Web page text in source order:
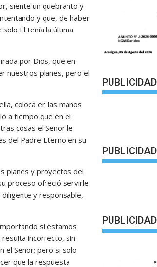
siente un quebranto y
y que, de haber
Él tenía la última
por Dios, que en
nuestros planes, pero el
coloca en las manos
a tiempo que en el
cosas el Señor le
del Padre Eterno en su
planes y proyectos del
proceso ofreció servirle
y responsable,
si estamos
incorrecto, sin
el Señor; pero si solo
que la respuesta
PUBLICIDAD
PUBLICIDAD
PUBLICIDAD